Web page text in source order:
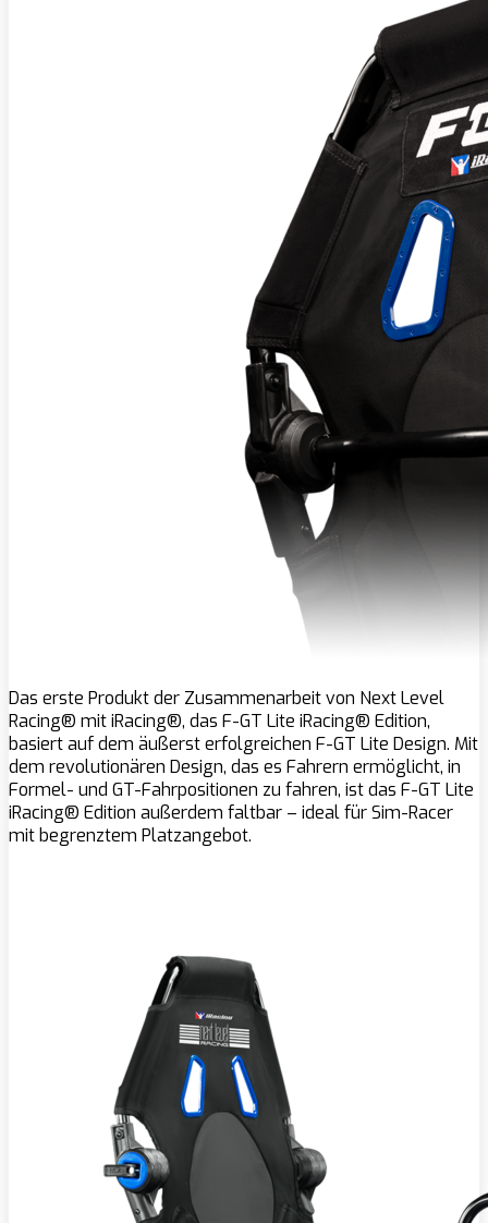
Das erste Produkt der Zusammenarbeit von Next Level
Racing® mit iRacing®, das F-GT Lite iRacing® Edition,
basiert auf dem äußerst erfolgreichen F-GT Lite Design. Mit
dem revolutionären Design, das es Fahrern ermöglicht, in
Formel- und GT-Fahrpositionen zu fahren, ist das F-GT Lite
iRacing® Edition außerdem faltbar – ideal für Sim-Racer
mit begrenztem Platzangebot.